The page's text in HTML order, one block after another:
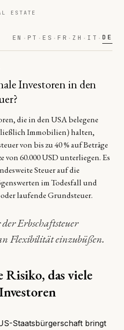
ESTATE
EN ·PT ·ES ·FR · ZH · IT ·DE
Investoren in den
die in den USA belegene
Immobilien) halten,
von bis zu 40 % auf Beträge
von 60.000 USD unterliegen. Es
Steuer auf die
im Todesfall und
laufende Grundsteuer.
Erbschaftsteuer
Flexibilität einzubüßen.
Risiko, das viele
Staatsbürgerschaft bringt